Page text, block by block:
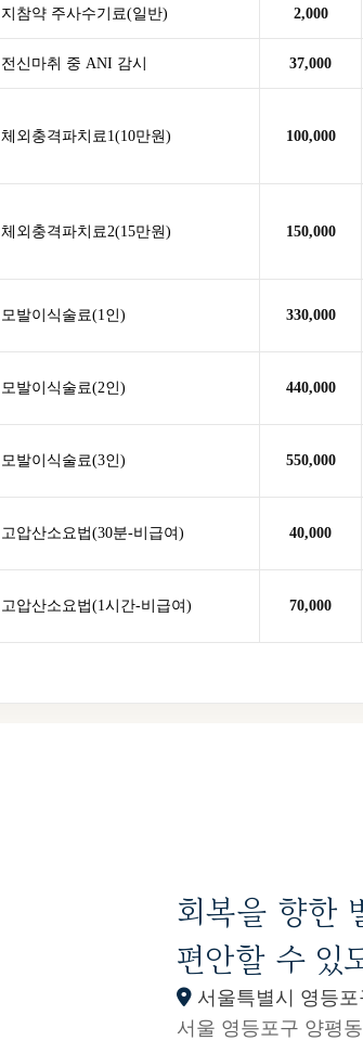
지참약 주사수기료(일반) 2,000
전신마취 중 ANI 감시 37,000
체외충격파치료1(10만원) 100,000
체외충격파치료2(15만원) 150,000
모발이식술료(1인) 330,000
모발이식술료(2인) 440,000
모발이식술료(3인) 550,000
고압산소요법(30분-비급여) 40,000
고압산소요법(1시간-비급여) 70,000
회복을 향한
편안할 수 있
서울특별시 영등
서울 영등포구 양평